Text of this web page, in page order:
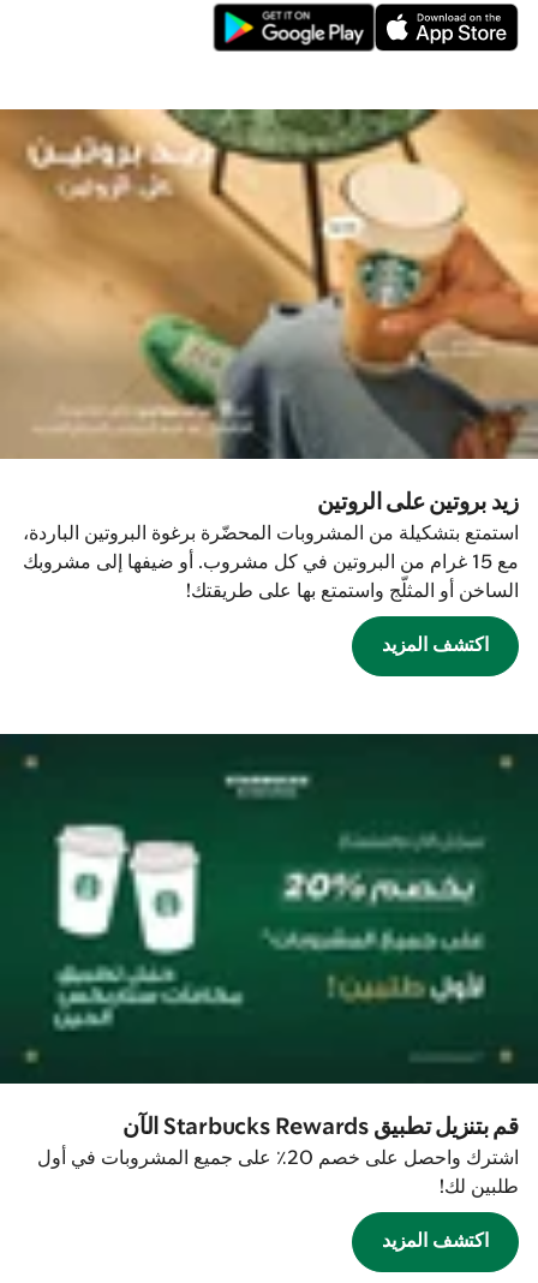
زيد بروتين على الروتين
استمتع بتشكيلة من المشروبات المحضّرة برغوة البروتين الباردة،
مع 15 غرام من البروتين في كل مشروب. أو ضيفها إلى مشروبك
الساخن أو المثلّج واستمتع بها على طريقتك!
اكتشف المزيد
قم بتنزيل تطبيق Starbucks Rewards الآن
اشترك واحصل على خصم 20٪ على جميع المشروبات في أول
طلبين لك!
اكتشف المزيد